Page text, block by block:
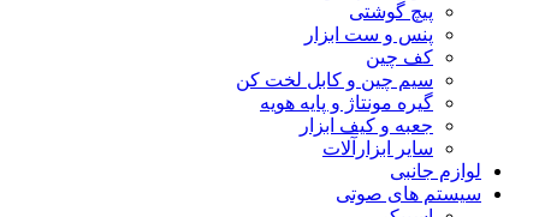
پیچ گوشتی
پنس و ست ابزار
کف چین
سیم چین و کابل لخت کن
گیره مونتاژ و پایه هویه
جعبه و کیف ابزار
سایر ابزارآلات
لوازم جانبی
سیستم های صوتی